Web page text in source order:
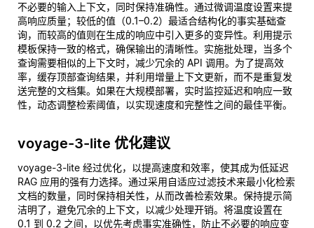
不必要的输入上下文，同时保持准确性。通过微调温度设置来提
高响应质量；较低的值（0.1–0.2）最适合结构化的事实基础查
询，而较高的值则在生成的响应中引入更多的变异性。利用提示
模板保持一致的格式，确保输出的清晰性。实施批处理，当多个
查询需要相似的上下文时，减少冗余的 API 调用。为了提高效
率，缓存顶部查询结果，并利用增量上下文更新，而不是重复发
送完整的文档集。如果在大规模部署，实时监控延迟和响应一致
性，动态调整检索阈值，以实现速度和完整性之间的最佳平衡。
voyage-3-lite 优化建议
voyage-3-lite 经过优化，以提高速度和效率，使其成为低延迟
RAG 应用的强有力选择。通过采用自适应过滤技术来最小化检索
文档的数量，同时保持相关性，从而改善检索效果。保持提示简
洁明了，避免冗余的上下文，以减少处理开销。将温度设置在
0.1 到 0.2 之间，以优先考虑事实准确性，防止不必要的响应变